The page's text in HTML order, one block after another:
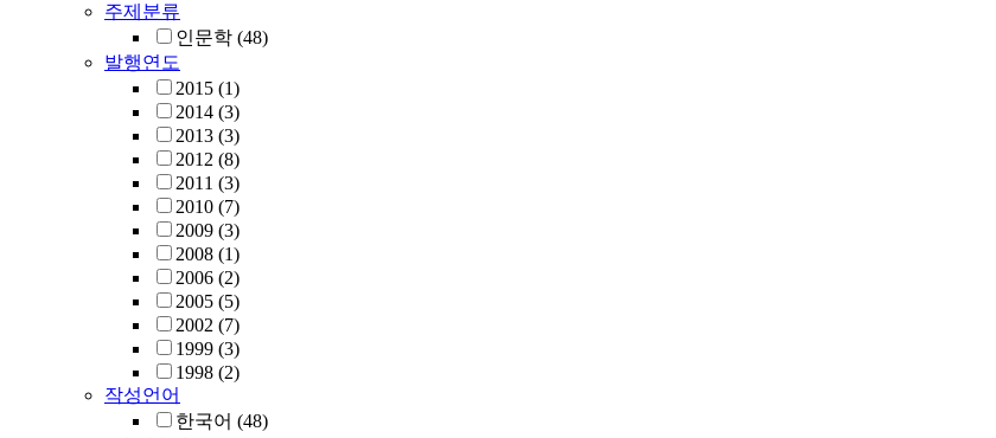
주제분류
인문학 (48)
발행연도
2015 (1)
2014 (3)
2013 (3)
2012 (8)
2011 (3)
2010 (7)
2009 (3)
2008 (1)
2006 (2)
2005 (5)
2002 (7)
1999 (3)
1998 (2)
작성언어
한국어 (48)